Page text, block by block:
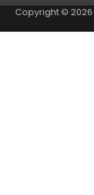
Copyright © 2026